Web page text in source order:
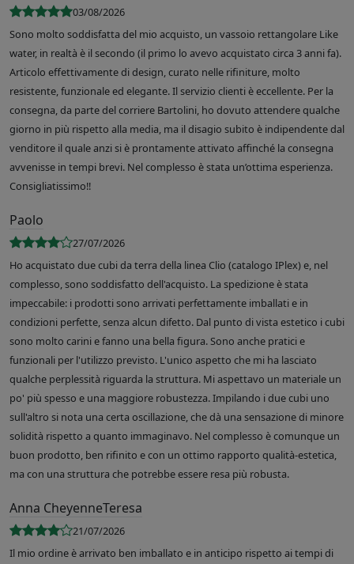
03/08/2026
Sono molto soddisfatta del mio acquisto, un vassoio rettangolare Like
water, in realtà è il secondo (il primo lo avevo acquistato circa 3 anni fa).
Articolo effettivamente di design, curato nelle rifiniture, molto
resistente, funzionale ed elegante. Il servizio clienti è eccellente. Per la
consegna, da parte del corriere Bartolini, ho dovuto attendere qualche
giorno in più rispetto alla media, ma il disagio subito è indipendente dal
venditore il quale anzi si è prontamente attivato affinché la consegna
avvenisse in tempi brevi. Nel complesso è stata un’ottima esperienza.
Consigliatissimo!!
Paolo
27/07/2026
Ho acquistato due cubi da terra della linea Clio (catalogo IPlex) e, nel
complesso, sono soddisfatto dell'acquisto. La spedizione è stata
impeccabile: i prodotti sono arrivati perfettamente imballati e in
condizioni perfette, senza alcun difetto. Dal punto di vista estetico i cubi
sono molto carini e fanno una bella figura. Sono anche pratici e
funzionali per l'utilizzo previsto. L'unico aspetto che mi ha lasciato
qualche perplessità riguarda la struttura. Mi aspettavo un materiale un
po' più spesso e una maggiore robustezza. Impilando i due cubi uno
sull'altro si nota una certa oscillazione, che dà una sensazione di minore
solidità rispetto a quanto immaginavo. Nel complesso è comunque un
buon prodotto, ben rifinito e con un ottimo rapporto qualità-estetica,
ma con una struttura che potrebbe essere resa più robusta.
Anna CheyenneTeresa
21/07/2026
Il mio ordine è arrivato ben imballato e in anticipo rispetto ai tempi di